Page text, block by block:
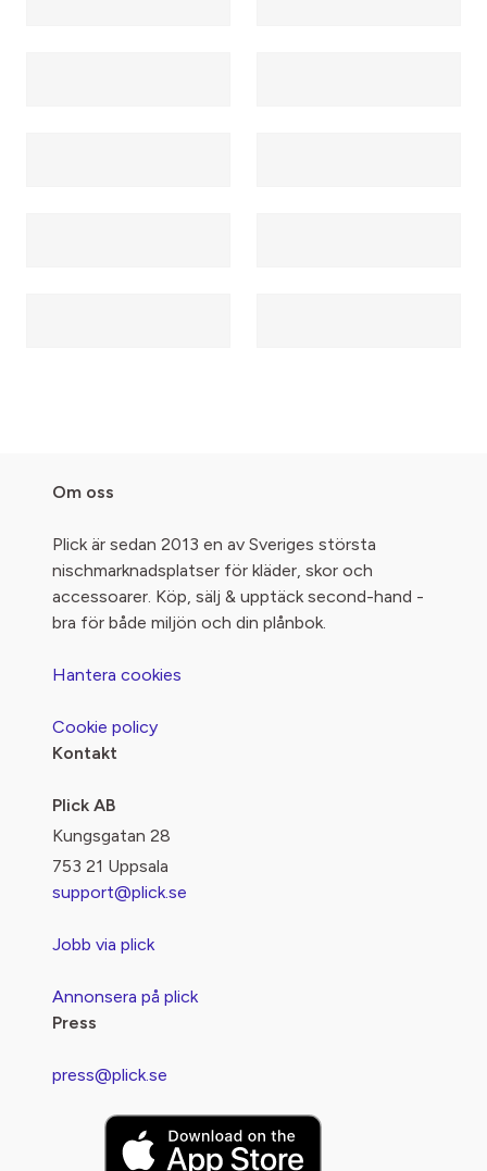
Om oss
Plick är sedan 2013 en av Sveriges största
nischmarknadsplatser för kläder, skor och
accessoarer. Köp, sälj & upptäck second-hand -
bra för både miljön och din plånbok.
Hantera cookies
Cookie policy
Kontakt
Plick AB
Kungsgatan 28
753 21 Uppsala
support@plick.se
Jobb via plick
Annonsera på plick
Press
press@plick.se